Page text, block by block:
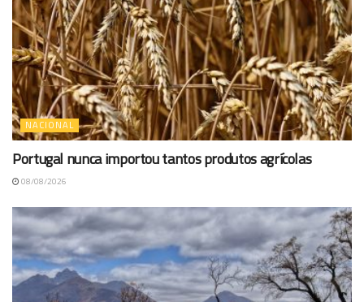
NACIONAL
Portugal nunca importou tantos produtos agrícolas
08/08/2026